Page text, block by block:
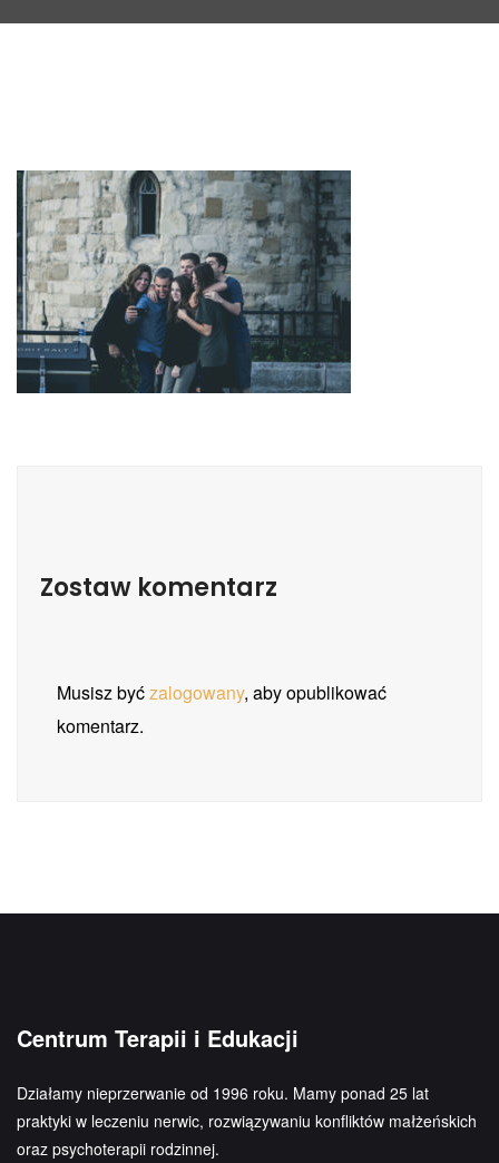
Zostaw komentarz
Musisz byćzalogowany, aby opublikować
komentarz.
Centrum Terapii i Edukacji
Działamy nieprzerwanie od 1996 roku. Mamy ponad 25 lat
praktyki w leczeniu nerwic, rozwiązywaniu konfliktów małżeńskich
oraz psychoterapii rodzinnej.